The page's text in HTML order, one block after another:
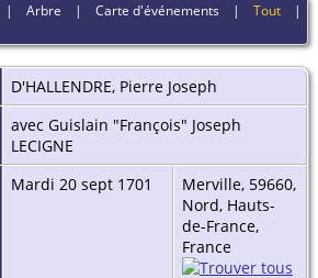
|Arbre |Carte d'événements |Tout |
D'HALLENDRE, Pierre Joseph
avec Guislain "François" Joseph
LECIGNE
Mardi 20 sept 1701
Merville, 59660,
Nord, Hauts-
de-France,
France